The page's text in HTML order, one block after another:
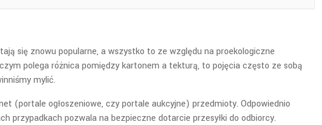
się znowu popularne, a wszystko to ze względu na proekologiczne
polega różnica pomiędzy kartonem a tekturą, to pojęcia często ze sobą
mylić.
(portale ogłoszeniowe, czy portale aukcyjne) przedmioty. Odpowiednio
przypadkach pozwala na bezpieczne dotarcie przesyłki do odbiorcy.